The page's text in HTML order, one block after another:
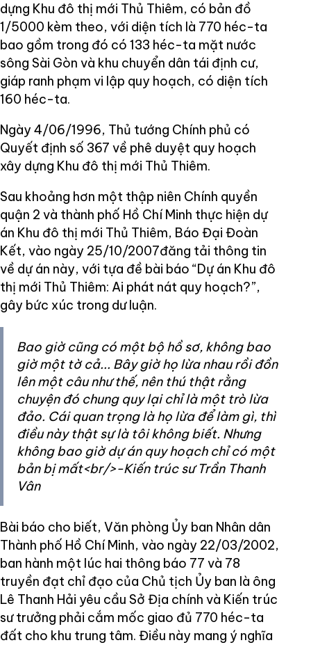
dựng Khu đô thị mới Thủ Thiêm, có bản đồ
1/5000 kèm theo, với diện tích là 770 héc-ta
bao gồm trong đó có 133 héc-ta mặt nước
sông Sài Gòn và khu chuyển dân tái định cư,
giáp ranh phạm vi lập quy hoạch, có diện tích
160 héc-ta.
Ngày 4/06/1996, Thủ tướng Chính phủ có
Quyết định số 367 về phê duyệt quy hoạch
xây dựng Khu đô thị mới Thủ Thiêm.
Sau khoảng hơn một thập niên Chính quyền
quận 2 và thành phố Hồ Chí Minh thực hiện dự
án Khu đô thị mới Thủ Thiêm, Báo Đại Đoàn
Kết, vào ngày 25/10/2007đăng tải thông tin
về dự án này, với tựa đề bài báo “Dự án Khu đô
thị mới Thủ Thiêm: Ai phát nát quy hoạch?”,
gây bức xúc trong dư luận.
Bao giờ cũng có một bộ hồ sơ, không bao
giờ một tờ cả... Bây giờ họ lừa nhau rồi đồn
lên một câu như thế, nên thú thật rằng
chuyện đó chung quy lại chỉ là một trò lừa
đảo. Cái quan trọng là họ lừa để làm gì, thì
điều này thật sự là tôi không biết. Nhưng
không bao giờ dự án quy hoạch chỉ có một
bản bị mất<br/>-Kiến trúc sư Trần Thanh
Vân
Bài báo cho biết, Văn phòng Ủy ban Nhân dân
Thành phố Hồ Chí Minh, vào ngày 22/03/2002,
ban hành một lúc hai thông báo 77 và 78
truyền đạt chỉ đạo của Chủ tịch Ủy ban là ông
Lê Thanh Hải yêu cầu Sở Địa chính và Kiến trúc
sư trưởng phải cắm mốc giao đủ 770 héc-ta
đất cho khu trung tâm. Điều này mang ý nghĩa